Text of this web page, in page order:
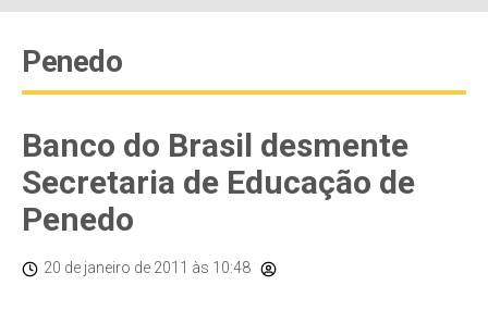
Penedo
Banco do Brasil desmente
Secretaria de Educação de
Penedo
20 de janeiro de 2011 às 10:48